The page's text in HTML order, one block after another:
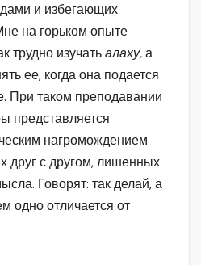
и избегающих
на горьком опыте
трудно изучатьалаху,а
ее, когда она подается
При таком преподавании
представляется
нагромождением
друг с другом, лишенных
Говорят: так делай, а
одно отличается от